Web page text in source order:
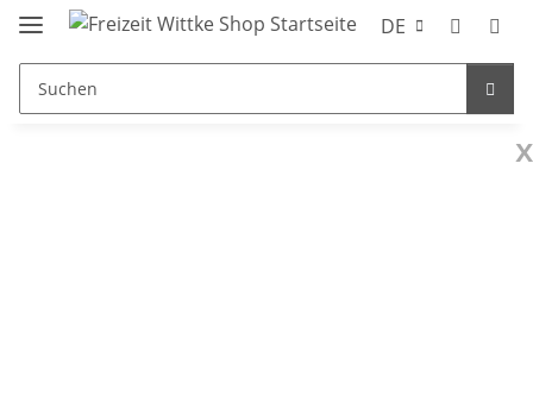
DE
x